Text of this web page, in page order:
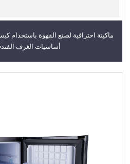
ماكينة احترافية لصنع القهوة باستخدام
أساسيات الغرف